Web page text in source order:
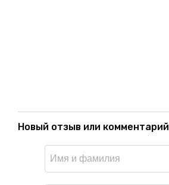
Новый отзыв или комментарий